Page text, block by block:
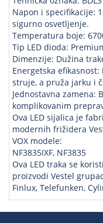
Napon i specifikacije:
sigurno osvetljenje.
Temperatura boje:
Tip LED dioda:
Dimenzije: Dužina
Energetska
struje, a pruža jarku i
Jednostavna zamena:
komplikovanim
Ova LED sijalica je
modernih frižidera
VOX modele:
NF3835IXF, NF3835
Ova LED traka se
proizvodi Vestel
Finlux, Telefunken,